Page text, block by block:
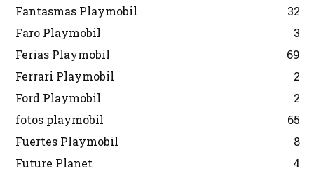
Fantasmas Playmobil
32
Faro Playmobil
3
Ferias Playmobil
69
Ferrari Playmobil
2
Ford Playmobil
2
fotos playmobil
65
Fuertes Playmobil
8
Future Planet
4